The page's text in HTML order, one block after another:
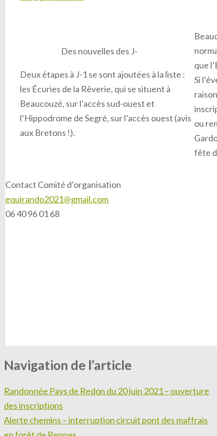
que
Si
ou
fête
Des nouvelles des J-
Deux étapes à J-1 se sont ajoutées à la liste :
les Écuries de la Rêverie, qui se situent à
Beaucouzé, sur l’accès sud-ouest et
l’Hippodrome de Segré, sur l’accès ouest (avis
aux Bretons !).
Contact Comité d’organisation
equirando2021@gmail.com
06 40 96 01 68
Navigation de l’article
Randonnée Pays de Redon du 20 juin 2021 – ouverture
des inscriptions
Alerte chemins – interruption circuit pont des maffrais